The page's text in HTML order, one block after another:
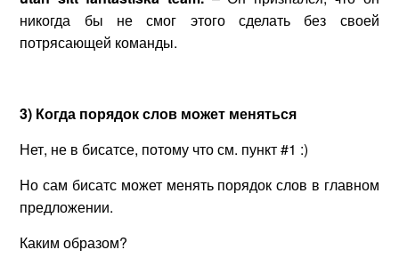
никогда бы не смог этого сделать без своей
потрясающей команды.
3) Когда порядок слов может меняться
Нет, не в бисатсе, потому что см. пункт #1 :)
Но сам бисатс может менять порядок слов в главном
предложении.
Каким образом?